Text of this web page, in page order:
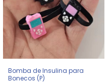
Bomba de Insulina para
Bonecos (P)